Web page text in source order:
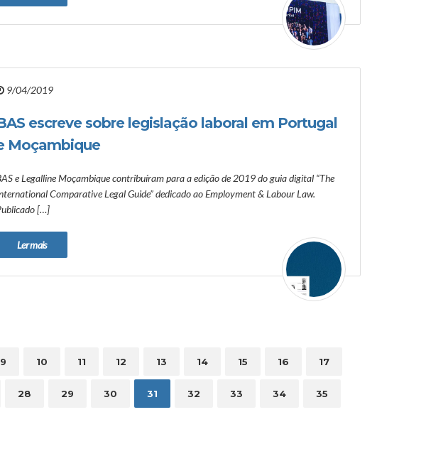
9/04/2019
escreve sobre legislação laboral em Portugal
Moçambique
e Legalline Moçambique contribuíram para a edição de 2019 do guia digital “The
Comparative Legal Guide” dedicado ao Employment & Labour Law.
[…]
Ler mais
9 10 11 12 13 14 15 16 17
28 29 30 31 32 33 34 35